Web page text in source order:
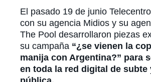
El pasado 19 de junio
con su agencia Midios y su
The Pool desarrollaron piezas
su campaña “¿se vienen la
manija con Argentina?” para
en toda la red digital de subte